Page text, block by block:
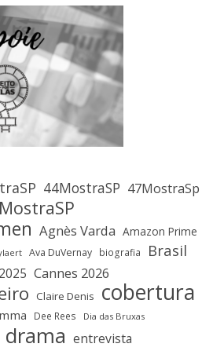
44MostraSP 47MostraSp
Agnès Varda Amazon Prime
Ava DuVernay biografia Brasil
Cannes 2026
Claire Denis cobertura
Dee Rees Dia das Bruxas
drama entrevista